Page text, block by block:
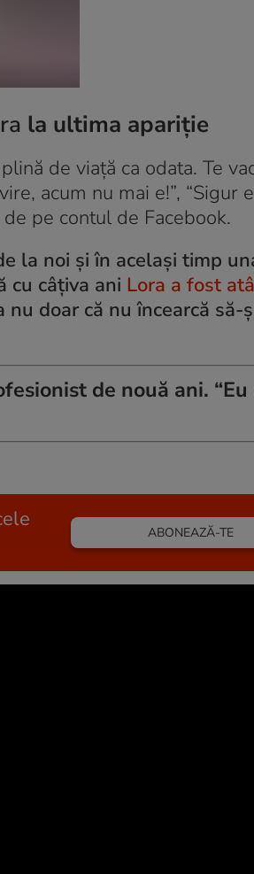
la ultima apariţie
de viață ca odata. Te
acum nu mai e!”, “Sigur
pe contul de Facebook.
la noi și în același timp
cu câțiva ani Lora a fost
nu doar că nu încearcă să-
de nouă ani. “Eu
ABONEAZĂ-TE